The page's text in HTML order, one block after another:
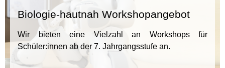
Biologie-hautnah Workshopangebot
Wir bieten eine Vielzahl an Workshops für
Schüler:innen ab der 7. Jahrgangsstufe an.